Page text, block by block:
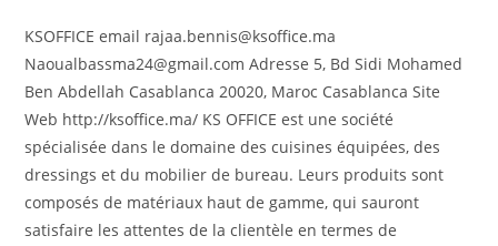
KSOFFICE email rajaa.bennis@ksoffice.ma
Naoualbassma24@gmail.com Adresse 5, Bd Sidi Mohamed
Ben Abdellah Casablanca 20020, Maroc Casablanca Site
Web http://ksoffice.ma/ KS OFFICE est une société
spécialisée dans le domaine des cuisines équipées, des
dressings et du mobilier de bureau. Leurs produits sont
composés de matériaux haut de gamme, qui sauront
satisfaire les attentes de la clientèle en termes de